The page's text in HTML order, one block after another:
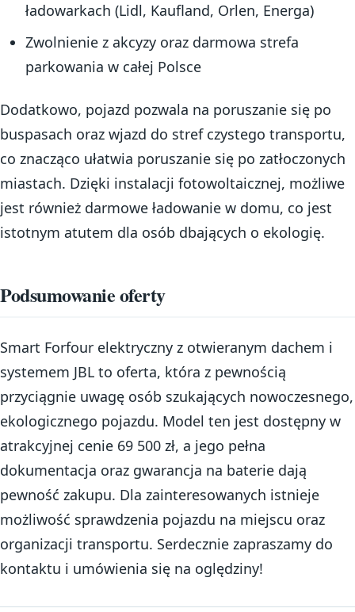
ładowarkach (Lidl, Kaufland, Orlen, Energa)
Zwolnienie z akcyzy oraz darmowa strefa
parkowania w całej Polsce
Dodatkowo, pojazd pozwala na poruszanie się po
buspasach oraz wjazd do stref czystego transportu,
co znacząco ułatwia poruszanie się po zatłoczonych
miastach. Dzięki instalacji fotowoltaicznej, możliwe
jest również darmowe ładowanie w domu, co jest
istotnym atutem dla osób dbających o ekologię.
Podsumowanie oferty
Smart Forfour elektryczny z otwieranym dachem i
systemem JBL to oferta, która z pewnością
przyciągnie uwagę osób szukających nowoczesnego,
ekologicznego pojazdu. Model ten jest dostępny w
atrakcyjnej cenie 69 500 zł, a jego pełna
dokumentacja oraz gwarancja na baterie dają
pewność zakupu. Dla zainteresowanych istnieje
możliwość sprawdzenia pojazdu na miejscu oraz
organizacji transportu. Serdecznie zapraszamy do
kontaktu i umówienia się na oględziny!